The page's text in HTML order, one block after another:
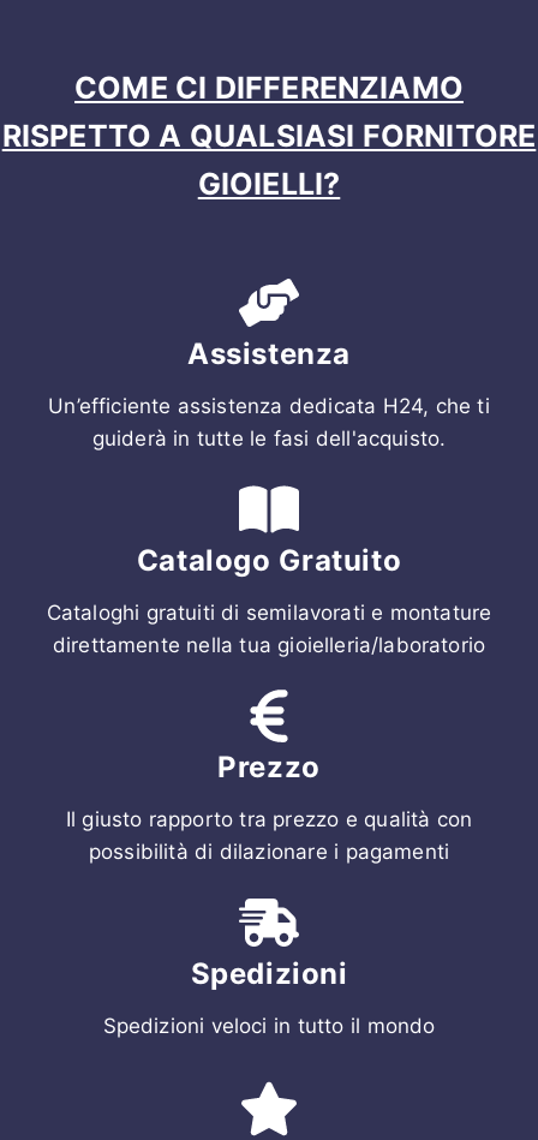
COME CI DIFFERENZIAMO
RISPETTO A QUALSIASI FORNITORE
GIOIELLI?
Assistenza
Un’efficiente assistenza dedicata H24, che ti
guiderà in tutte le fasi dell'acquisto.
Catalogo Gratuito
Cataloghi gratuiti di semilavorati e montature
direttamente nella tua gioielleria/laboratorio
Prezzo
Il giusto rapporto tra prezzo e qualità con
possibilità di dilazionare i pagamenti
Spedizioni
Spedizioni veloci in tutto il mondo